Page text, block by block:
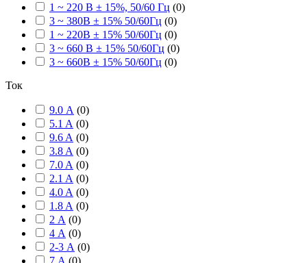
1 ~ 220 В ± 15%, 50/60 Гц (0)
3 ~ 380В ± 15% 50/60Гц (0)
1 ~ 220В ± 15% 50/60Гц (0)
3 ~ 660 В ± 15% 50/60Гц (0)
3 ~ 660В ± 15% 50/60Гц (0)
Ток
9.0 А (0)
5.1 A (0)
9.6 A (0)
3.8 A (0)
7.0 A (0)
2.1 A (0)
4.0 A (0)
1.8 A (0)
2 А (0)
4 А (0)
2-3 А (0)
7 А (0)